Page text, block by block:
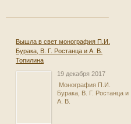
Вышла в свет монография П.И.
Бурака, В. Г. Ростанца и А. В.
Топилина
19 декабря 2017
Монография П.И.
Бурака, В. Г. Ростанца и
А. В.